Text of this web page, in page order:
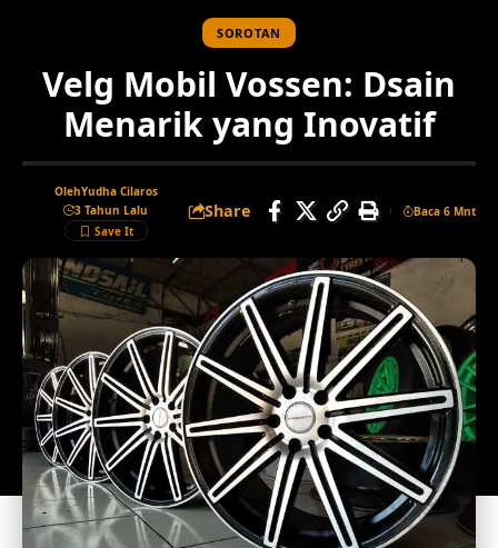
SOROTAN
Velg Mobil Vossen: Dsain
Menarik yang Inovatif
OlehYudha Cilaros
3 Tahun Lalu
Share Baca 6 Mnt